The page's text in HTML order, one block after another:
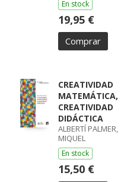
En stock
19,95 €
Comprar
CREATIVIDAD
MATEMÁTICA,
CREATIVIDAD
DIDÁCTICA
ALBERTÍ PALMER,
MIQUEL
En stock
15,50 €